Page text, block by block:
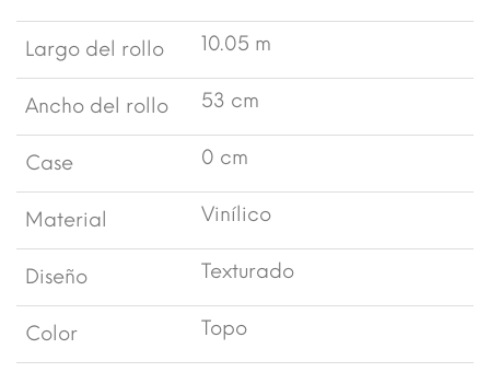
Largo del rollo 10.05 m
Ancho del rollo 53 cm
Case 0 cm
Material Vinílico
Diseño Texturado
Color Topo